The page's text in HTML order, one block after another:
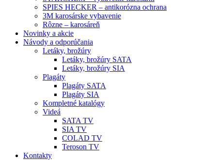
SPIES HECKER – antikorózna ochrana
3M karosárske vybavenie
Rôzne – karosáreň
Novinky a akcie
Návody a odporúčania
Letáky, brožúry
Letáky, brožúry SATA
Letáky, brožúry SIA
Plagáty
Plagáty SATA
Plagáty SIA
Kompletné katalógy
Videá
SATA TV
SIA TV
COLAD TV
Teroson TV
Kontakty